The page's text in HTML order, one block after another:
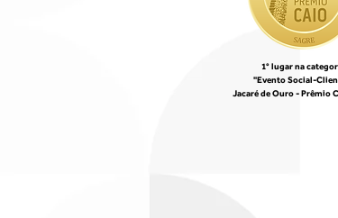
1° lugar na
"Evento Social-
Jacaré de Ouro - Prêmio